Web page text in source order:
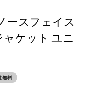
ースフェイス
ケット ユニ
無料